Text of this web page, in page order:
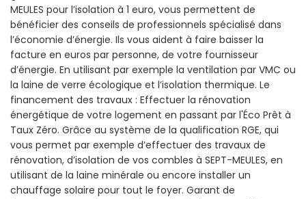
MEULES pour l’isolation à 1 euro, vous permettent de
bénéficier des conseils de professionnels spécialisé dans
l’économie d’énergie. Ils vous aident à faire baisser la
facture en euros par personne, de votre fournisseur
d’énergie. En utilisant par exemple la ventilation par VMC ou
la laine de verre écologique et l’isolation thermique. Le
financement des travaux : Effectuer la rénovation
énergétique de votre logement en passant par l'Éco Prêt à
Taux Zéro. Grâce au système de la qualification RGE, qui
vous permet par exemple d’effectuer des travaux de
rénovation, d’isolation de vos combles à SEPT-MEULES, en
utilisant de la laine minérale ou encore installer un
chauffage solaire pour tout le foyer. Garant de